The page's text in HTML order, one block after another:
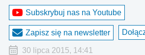
Subskrybuj nas na Youtube
Zapisz się na newsletter
30 lipca 2015, 14:41